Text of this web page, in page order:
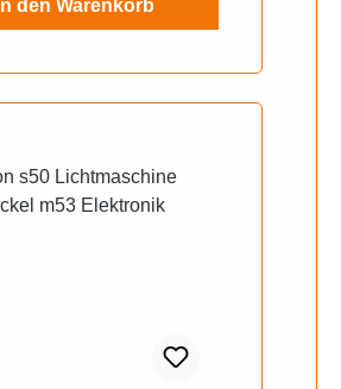
In den Warenkorb